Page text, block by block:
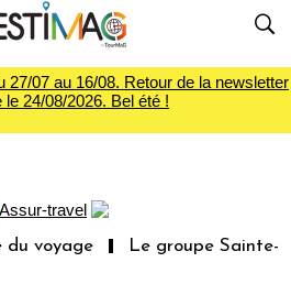
27/07 au 16/08. Retour de la newsletter
le 24/08/2026. Bel été !
voyage Le groupe Sainte-